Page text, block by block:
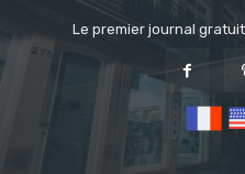
Le premier journal